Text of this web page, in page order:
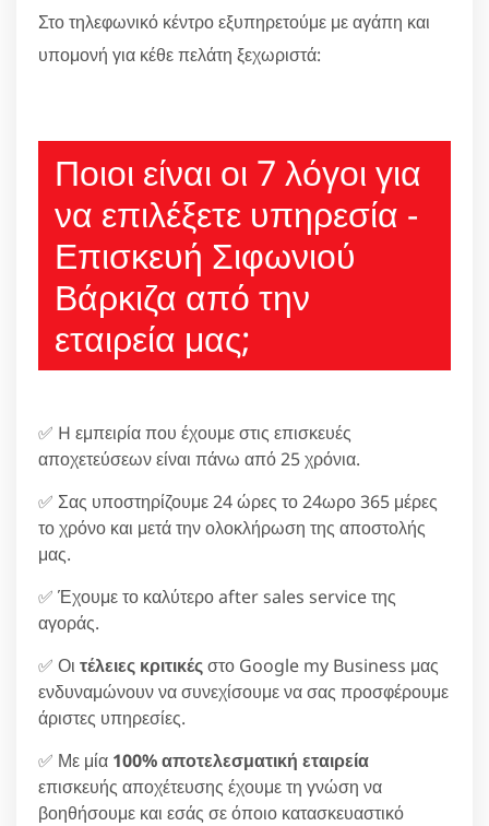
Στο τηλεφωνικό κέντρο εξυπηρετούμε με αγάπη και
υπομονή για κέθε πελάτη ξεχωριστά:
Ποιοι είναι οι 7 λόγοι για
να επιλέξετε υπηρεσία -
Επισκευή Σιφωνιού
Βάρκιζα από την
εταιρεία μας;
✅ H εμπειρία που έχουμε στις επισκευές
αποχετεύσεων είναι πάνω από 25 χρόνια.
✅ Σας υποστηρίζουμε 24 ώρες το 24ωρο 365 μέρες
το χρόνο και μετά την ολοκλήρωση της αποστολής
μας.
✅ Έχουμε το καλύτερο after sales service της
αγοράς.
✅ Οι τέλειες κριτικέςστο Google my Business μας
ενδυναμώνουν να συνεχίσουμε να σας προσφέρουμε
άριστες υπηρεσίες.
✅ Με μία 100% αποτελεσματική εταιρεία
επισκευής αποχέτευσης έχουμε τη γνώση να
βοηθήσουμε και εσάς σε όποιο κατασκευαστικό